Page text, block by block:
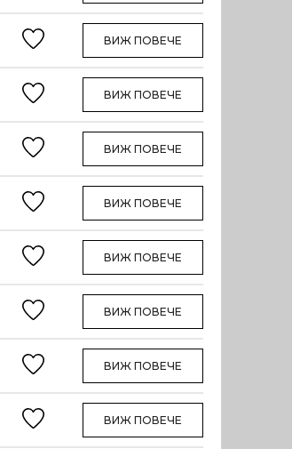
ВИЖ ПОВЕЧЕ
ВИЖ ПОВЕЧЕ
ВИЖ ПОВЕЧЕ
ВИЖ ПОВЕЧЕ
ВИЖ ПОВЕЧЕ
ВИЖ ПОВЕЧЕ
ВИЖ ПОВЕЧЕ
ВИЖ ПОВЕЧЕ